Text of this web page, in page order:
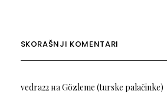
SKORAŠNJI KOMENTARI
vedra22наGözleme (turske palačinke)